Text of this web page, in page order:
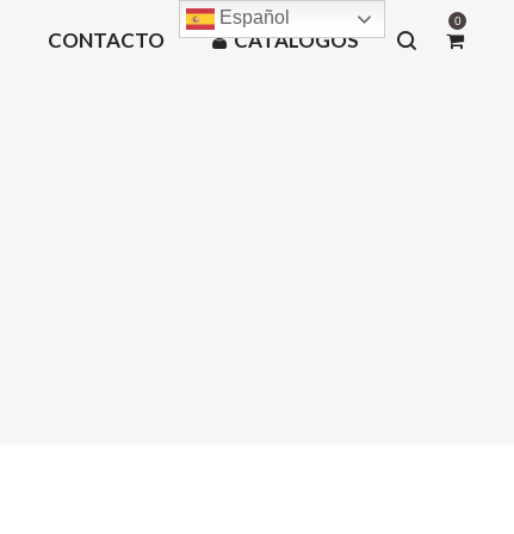
CONTACTO CATÁLOGOS
0
Español